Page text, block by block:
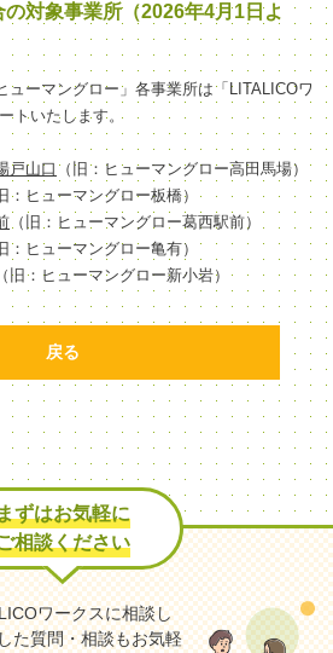
対象事業所（2026年4月1日よ
ューマングロー」各事業所は「LITALICOワ
トいたします。
戸山口 （旧：ヒューマングロー高田馬場）
：ヒューマングロー板橋）
（旧：ヒューマングロー葛西駅前）
：ヒューマングロー亀有）
旧：ヒューマングロー新小岩）
戻る
まずはお気軽に
相談ください
ワークスに相談し
た質問・相談もお気軽